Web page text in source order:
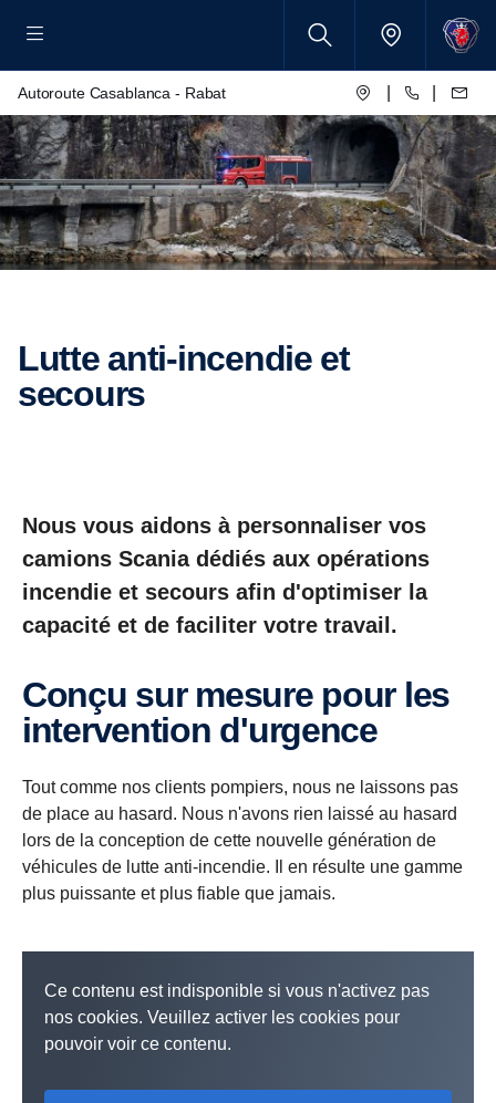
Autoroute Casablanca - Rabat
Lutte anti-incendie et
secours
Nous vous aidons à personnaliser vos
camions Scania dédiés aux opérations
incendie et secours afin d'optimiser la
capacité et de faciliter votre travail.
Conçu sur mesure pour les
intervention d'urgence
Tout comme nos clients pompiers, nous ne laissons pas
de place au hasard. Nous n'avons rien laissé au hasard
lors de la conception de cette nouvelle génération de
véhicules de lutte anti-incendie. Il en résulte une gamme
plus puissante et plus fiable que jamais.
Ce contenu est indisponible si vous n'activez pas
nos cookies. Veuillez activer les cookies pour
pouvoir voir ce contenu.